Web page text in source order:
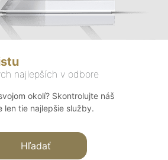
najlepších v odbore
okolí? Skontrolujte náš
tie najlepšie služby.
Hľadať